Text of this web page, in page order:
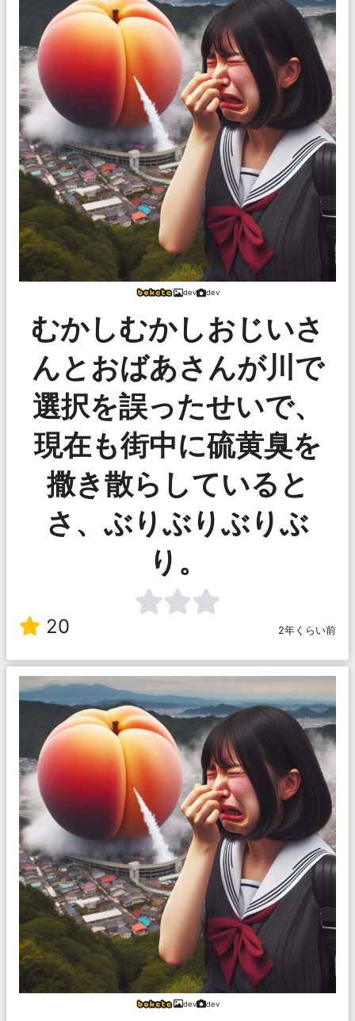
dev dev
むかしむかしおじいさ
んとおばあさんが川で
選択を誤ったせいで、
現在も街中に硫黄臭を
撒き散らしていると
さ、ぶりぶりぶりぶ
り。
20 2年くらい前
dev dev